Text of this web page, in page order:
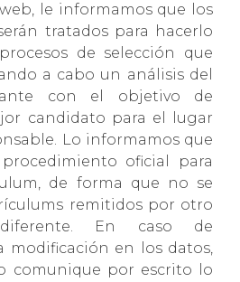
le informamos que los
tratados para hacerlo
de selección que
a cabo un análisis del
con el objetivo de
candidato para el lugar
Lo informamos que
oficial para
de forma que no se
remitidos por otro
diferente. En caso de
modificación en los datos,
comunique por escrito lo